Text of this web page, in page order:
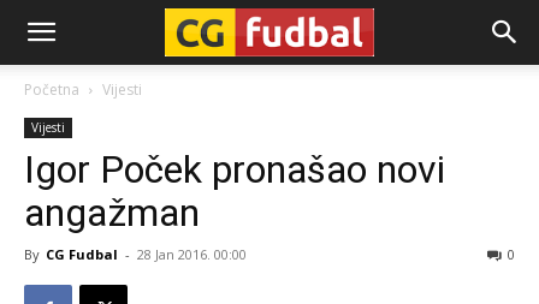
CG-
Fudbal
Početna Vijesti
Vijesti
Igor Poček pronašao novi
angažman
By CG Fudbal - 28 Jan 2016. 00:00 0